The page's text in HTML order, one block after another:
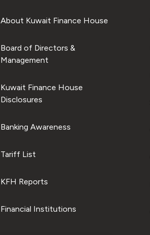
About Kuwait Finance House
Board of Directors &
Management
Kuwait Finance House
Disclosures
Banking Awareness
Tariff List
KFH Reports
Financial Institutions